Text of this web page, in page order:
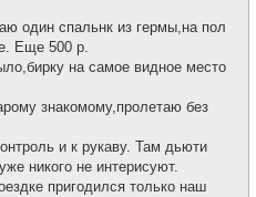
один спальнк из гермы,на пол
Еще 500 р.
на самое видное место
знакомому,пролетаю без
и к рукаву. Там дьюти
никого не интерисуют.
пригодился только наш